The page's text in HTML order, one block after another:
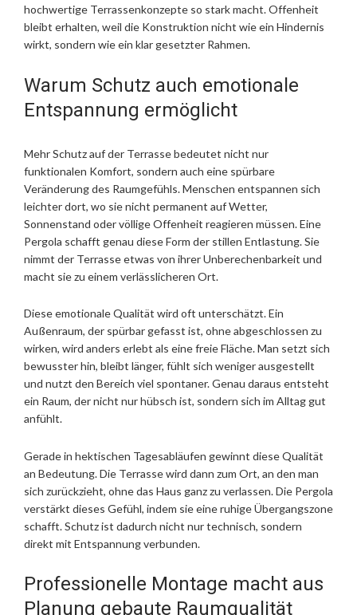
hochwertige Terrassenkonzepte so stark macht. Offenheit
bleibt erhalten, weil die Konstruktion nicht wie ein Hindernis
wirkt, sondern wie ein klar gesetzter Rahmen.
Warum Schutz auch emotionale
Entspannung ermöglicht
Mehr Schutz auf der Terrasse bedeutet nicht nur
funktionalen Komfort, sondern auch eine spürbare
Veränderung des Raumgefühls. Menschen entspannen sich
leichter dort, wo sie nicht permanent auf Wetter,
Sonnenstand oder völlige Offenheit reagieren müssen. Eine
Pergola schafft genau diese Form der stillen Entlastung. Sie
nimmt der Terrasse etwas von ihrer Unberechenbarkeit und
macht sie zu einem verlässlicheren Ort.
Diese emotionale Qualität wird oft unterschätzt. Ein
Außenraum, der spürbar gefasst ist, ohne abgeschlossen zu
wirken, wird anders erlebt als eine freie Fläche. Man setzt sich
bewusster hin, bleibt länger, fühlt sich weniger ausgestellt
und nutzt den Bereich viel spontaner. Genau daraus entsteht
ein Raum, der nicht nur hübsch ist, sondern sich im Alltag gut
anfühlt.
Gerade in hektischen Tagesabläufen gewinnt diese Qualität
an Bedeutung. Die Terrasse wird dann zum Ort, an den man
sich zurückzieht, ohne das Haus ganz zu verlassen. Die Pergola
verstärkt dieses Gefühl, indem sie eine ruhige Übergangszone
schafft. Schutz ist dadurch nicht nur technisch, sondern
direkt mit Entspannung verbunden.
Professionelle Montage macht aus
Planung gebaute Raumqualität